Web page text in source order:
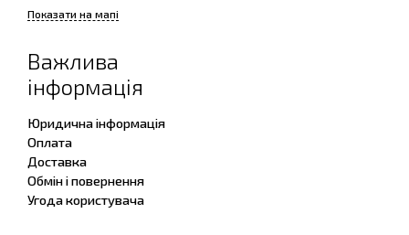
Показати на мапі
Важлива
інформація
Юридична інформація
Оплата
Доставка
Обмін і повернення
Угода користувача